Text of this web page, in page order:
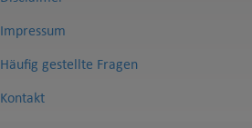
Impressum
Häufig gestellte Fragen
Kontakt